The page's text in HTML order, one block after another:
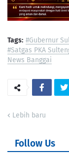
Tags: #Gubernur
#Satgas PKA
News Banggai
Lebih baru
Follow Us